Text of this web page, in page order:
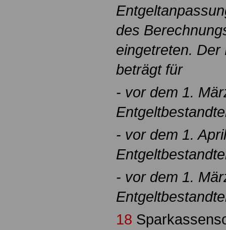
des
eingetreten.
beträgt für
- vor dem 1.
- vor dem 1.
- vor dem 1.
18